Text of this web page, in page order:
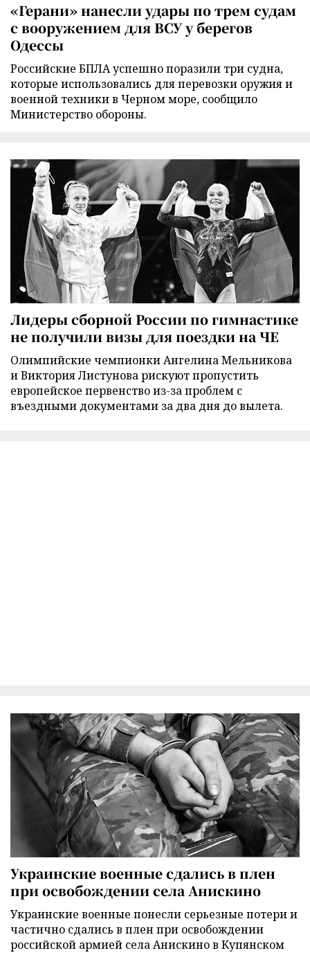
«Герани» нанесли удары по трем судам
с вооружением для ВСУ у берегов
Одессы
Российские БПЛА успешно поразили три судна,
которые использовались для перевозки оружия и
военной техники в Черном море, сообщило
Министерство обороны.
Лидеры сборной России по гимнастике
не получили визы для поездки на ЧЕ
Олимпийские чемпионки Ангелина Мельникова
и Виктория Листунова рискуют пропустить
европейское первенство из-за проблем с
въездными документами за два дня до вылета.
Украинские военные сдались в плен
при освобождении села Анискино
Украинские военные понесли серьезные потери и
частично сдались в плен при освобождении
российской армией села Анискино в Купянском